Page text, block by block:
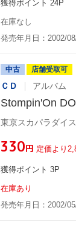
獲得ポイント 24P
在庫なし
発売年月日：2002/
中古 店舗受取可
ＣＤ アルバム
Stompin'On
東京スカパラダイ
¥330円 定価より
獲得ポイント 3P
在庫あり
発売年月日：2002/